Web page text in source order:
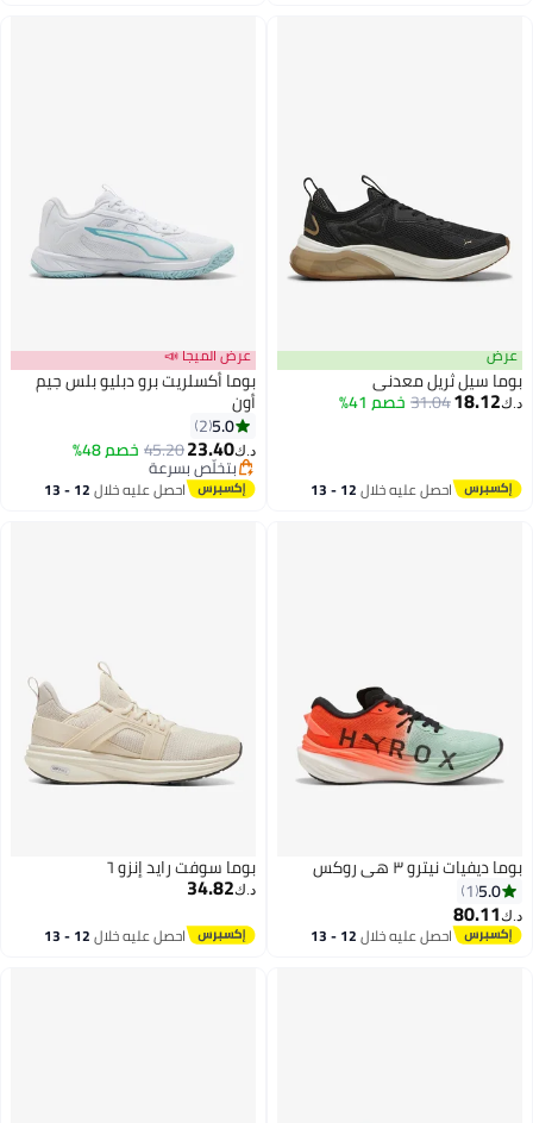
عرض
بوما سيل ثريل معدني
د.ك‏18.12
31.04خصم 41%
احصل عليه خلال 12 - 13
عرض الميجا 📣
بوما أكسلريت برو دبليو بلس جيم
أون
5.0
2
د.ك‏23.40
45.20خصم 48%
بتخلّص بسرعة
بتخلّص بسرعةاحصل عليه خلال 12 - 13
بوما ديفيات نيترو ٣ هي روكس
5.0
1
د.ك‏80.11
احصل عليه خلال 12 - 13
بوما سوفت رايد إنزو ٦
د.ك‏34.82
احصل عليه خلال 12 - 13